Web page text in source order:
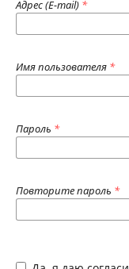
Адрес (E-mail) *
Имя пользователя *
Пароль *
Повторите пароль *